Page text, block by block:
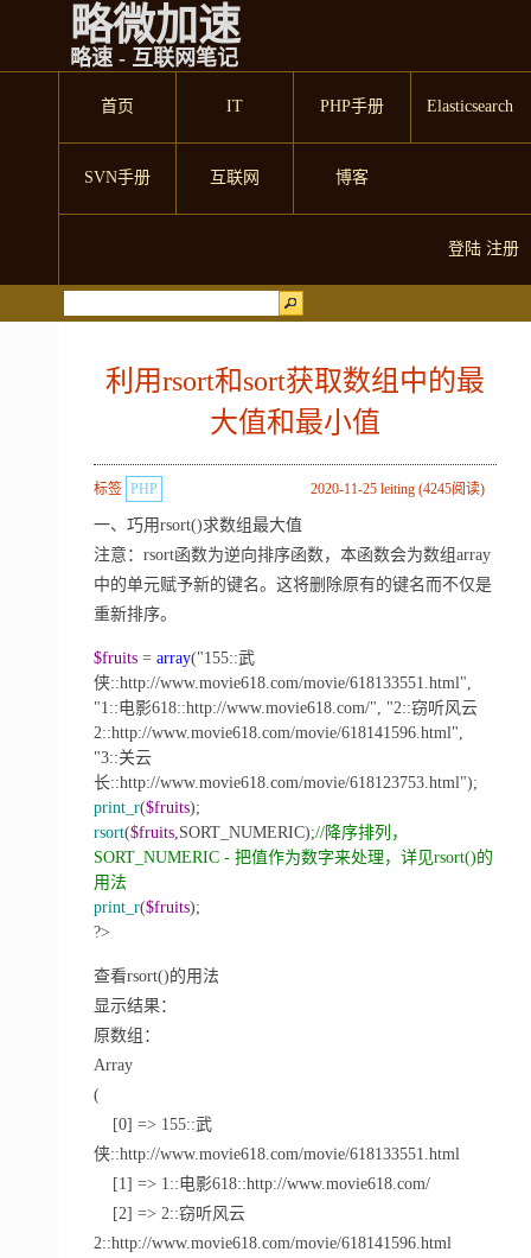
略微加速
略速 - 互联网笔记
首页 IT PHP手册 Elasticsearch
SVN手册 互联网 博客
登陆 注册
利用rsort和sort获取数组中的最
大值和最小值
2020-11-25 leiting (4245阅读)
标签 PHP
一、巧用rsort()求数组最大值
注意：rsort函数为逆向排序函数，本函数会为数组array
中的单元赋予新的键名。这将删除原有的键名而不仅是
重新排序。
$fruits= array("155::武
侠::http://www.movie618.com/movie/618133551.html",
"1::电影618::http://www.movie618.com/", "2::窃听风云
2::http://www.movie618.com/movie/618141596.html",
"3::关云
长::http://www.movie618.com/movie/618123753.html");
print_r($fruits);
rsort($fruits,SORT_NUMERIC);//降序排列，
SORT_NUMERIC - 把值作为数字来处理，详见rsort()的
用法
print_r($fruits);
?>
查看rsort()的用法
显示结果：
原数组：
Array
(
[0] => 155::武
侠::http://www.movie618.com/movie/618133551.html
[1] => 1::电影618::http://www.movie618.com/
[2] => 2::窃听风云
2::http://www.movie618.com/movie/618141596.html